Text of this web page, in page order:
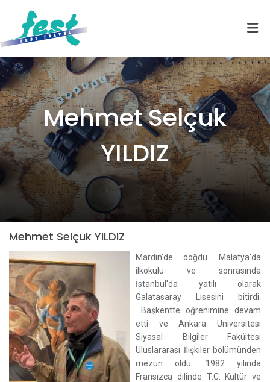
Mehmet Selçuk
YILDIZ
Mehmet Selçuk YILDIZ
Mardin'de doğdu. Malatya'da
ilkokulu ve sonrasında
İstanbul'da yatılı olarak
Galatasaray Lisesini bitirdi.
Başkentte öğrenimine devam
etti ve Ankara Üniversitesi
Siyasal Bilgiler Fakültesi
Uluslararası İlişkiler bölümünden
mezun oldu. 1982 yılında
Fransızca dilinde T.C. Kültür ve